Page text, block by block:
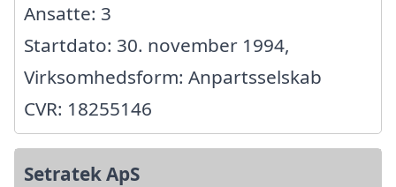
Ansatte: 3
Startdato: 30. november 1994,
Virksomhedsform: Anpartsselskab
CVR: 18255146
Setratek ApS